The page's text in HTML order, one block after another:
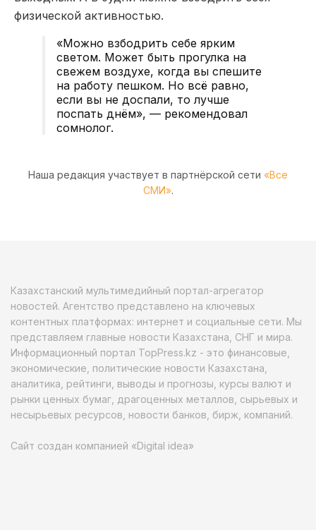
физической активностью.
«Можно взбодрить себе ярким
светом. Может быть прогулка на
свежем воздухе, когда вы спешите
на работу пешком. Но всё равно,
если вы не доспали, то лучше
поспать днём», — рекомендовал
сомнолог.
Наша редакция участвует в партнёрской сети «Все
СМИ».
Казахстанский мультимедийный портал-агрегатор
новостей. Агентство представлено на ключевых
контентных платформах: интернет и социальные сети. Мы
представляем главные новости Казахстана, СНГ и мира.
Информационный портал TopPress.kz - это финансовые,
экономические, политические новости Казахстана,
аналитика, рейтинги, выводы и прогнозы, курсы валют и
рынки ценных бумаг, драгоценных металлов, сырьевых и
несырьевых ресурсов, новости банков, бирж, компаний.
Сайт создан компанией «Digital idea»